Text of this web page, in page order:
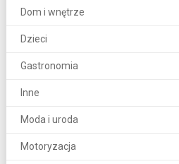
Dom i wnętrze
Dzieci
Gastronomia
Inne
Moda i uroda
Motoryzacja